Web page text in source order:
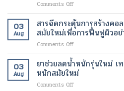
ดี
ขึ้น
ร่าง
และ
โดย
ไม่
ต้อง
ต้น
ฟื้นฟู
เนื้อเยื่อ
ให้
กลับ
มา
Comments Offon
นาโน
ไข
มัน
ขนาด
ระดับ
นาโน
03
Aug
สารฉีดกระตุ้นการสร้างคอ
สมัยใหม่เพื่อการฟื้นฟูผิวอย่
Comments Offon
ฉีด
กระตุ้น
การ
สร้าง
03
Aug
ยาช่วยลดน้ำหนักรุ่นใหม่ เ
หนักสมัยใหม่
Comments Offon